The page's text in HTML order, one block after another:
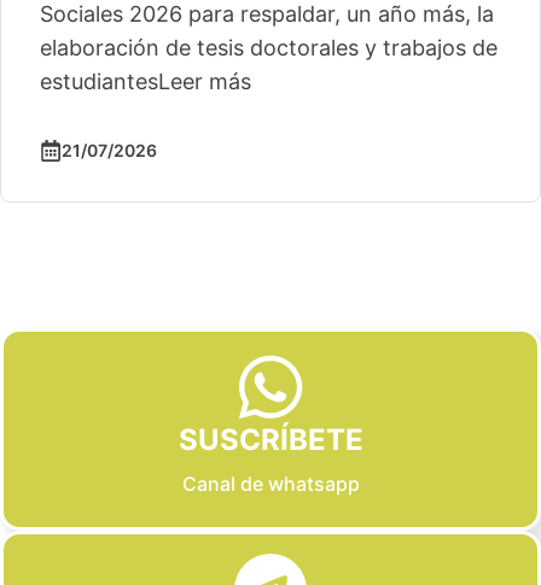
Sociales 2026 para respaldar, un año más, la
elaboración de tesis doctorales y trabajos de
estudiantesLeer más
21/07/2026
SUSCRÍBETE
Canal de whatsapp